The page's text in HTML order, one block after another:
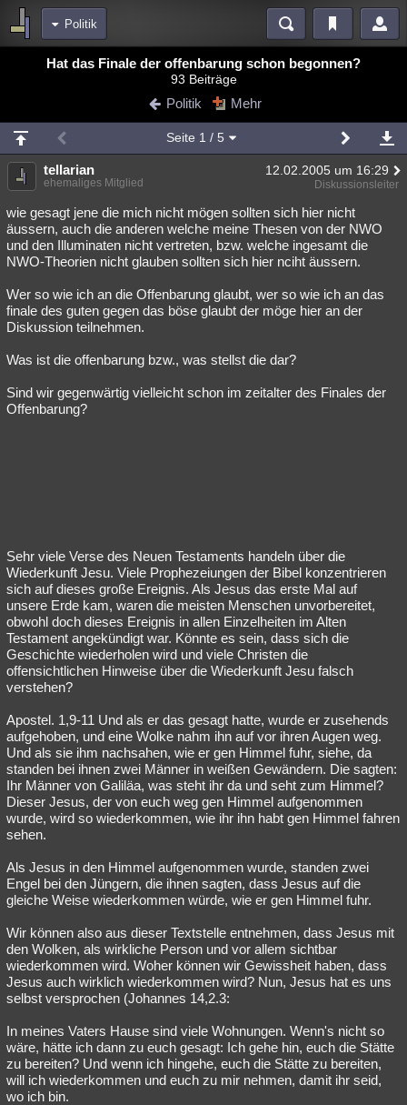
Politik
Bereiche
Blogs
Chat Wiki Neuigkeiten
meine Rubriken
Menschen Mystery Kriminalfälle
Spiritualität Verschwörungen Technologie Ufologie
Natur Umfragen Unterhaltung
Philosophie Träume Orte Esoterik Literatur
Astronomie Helpdesk
Verbesserungen
Übersichten
Hat das Finale der offenbarung schon begonnen?
93 Beiträge
Politik Mehr
Seite 1 / 5
tellarian 12.02.2005 um 16:29
ehemaliges Mitglied Diskussionsleiter
wie gesagt jene die mich nicht mögen sollten sich hier nicht
äussern, auch die anderen welche meine Thesen von der NWO
und den Illuminaten nicht vertreten, bzw. welche ingesamt die
NWO-Theorien nicht glauben sollten sich hier nciht äussern.
Wer so wie ich an die Offenbarung glaubt, wer so wie ich an das
finale des guten gegen das böse glaubt der möge hier an der
Diskussion teilnehmen.
Was ist die offenbarung bzw., was stellst die dar?
Sind wir gegenwärtig vielleicht schon im zeitalter des Finales der
Offenbarung?
Sehr viele Verse des Neuen Testaments handeln über die
Wiederkunft Jesu. Viele Prophezeiungen der Bibel konzentrieren
sich auf dieses große Ereignis. Als Jesus das erste Mal auf
unsere Erde kam, waren die meisten Menschen unvorbereitet,
obwohl doch dieses Ereignis in allen Einzelheiten im Alten
Testament angekündigt war. Könnte es sein, dass sich die
Geschichte wiederholen wird und viele Christen die
offensichtlichen Hinweise über die Wiederkunft Jesu falsch
verstehen?
Apostel. 1,9-11 Und als er das gesagt hatte, wurde er zusehends
aufgehoben, und eine Wolke nahm ihn auf vor ihren Augen weg.
Und als sie ihm nachsahen, wie er gen Himmel fuhr, siehe, da
standen bei ihnen zwei Männer in weißen Gewändern. Die sagten:
Ihr Männer von Galiläa, was steht ihr da und seht zum Himmel?
Dieser Jesus, der von euch weg gen Himmel aufgenommen
wurde, wird so wiederkommen, wie ihr ihn habt gen Himmel fahren
sehen.
Als Jesus in den Himmel aufgenommen wurde, standen zwei
Engel bei den Jüngern, die ihnen sagten, dass Jesus auf die
gleiche Weise wiederkommen würde, wie er gen Himmel fuhr.
Wir können also aus dieser Textstelle entnehmen, dass Jesus mit
den Wolken, als wirkliche Person und vor allem sichtbar
wiederkommen wird. Woher können wir Gewissheit haben, dass
Jesus auch wirklich wiederkommen wird? Nun, Jesus hat es uns
selbst versprochen (Johannes 14,2.3:
In meines Vaters Hause sind viele Wohnungen. Wenn's nicht so
wäre, hätte ich dann zu euch gesagt: Ich gehe hin, euch die Stätte
zu bereiten? Und wenn ich hingehe, euch die Stätte zu bereiten,
will ich wiederkommen und euch zu mir nehmen, damit ihr seid,
wo ich bin.